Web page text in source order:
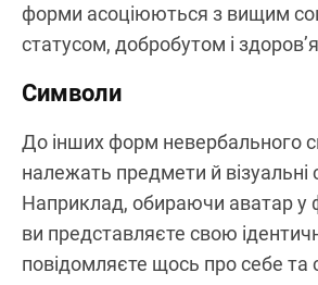
форми асоціюються з вищим
статусом, добробутом і
Cимволи
До інших форм невербального
належать предмети й візуальні
Наприклад, обираючи аватар у
ви представляєте свою
повідомляєте щось про себе та